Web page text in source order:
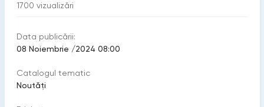
1700 vizualizări
Data publicării:
08 Noiembrie /2024 08:00
Catalogul tematic
Noutăți